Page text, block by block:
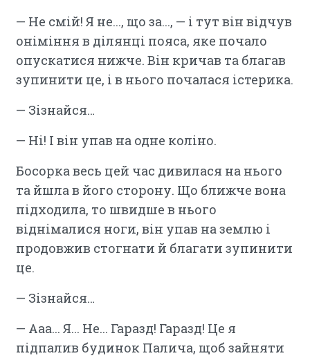
— Не смій! Я не..., що за..., — і тут він відчув
оніміння в ділянці пояса, яке почало
опускатися нижче. Він кричав та благав
зупинити це, і в нього почалася істерика.
— Зізнайся…
— Ні! І він упав на одне коліно.
Босорка весь цей час дивилася на нього
та йшла в його сторону. Що ближче вона
підходила, то швидше в нього
віднімалися ноги, він упав на землю і
продовжив стогнати й благати зупинити
це.
— Зізнайся…
— Ааа... Я... Не... Гаразд! Гаразд! Це я
підпалив будинок Палича, щоб зайняти